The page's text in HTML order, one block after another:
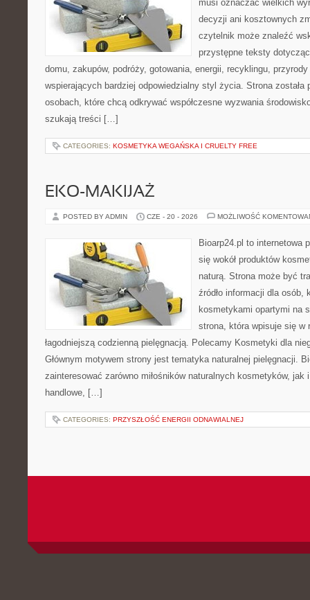
musi oznaczać wielkich
decyzji ani kosztownych
czytelnik może znaleźć
przystępne teksty
domu, zakupów, podróży, gotowania, energii, recyklingu,
wspierających bardziej odpowiedzialny styl życia. Strona została
osobach, które chcą odkrywać współczesne wyzwania
szukają treści […]
CATEGORIES: KOSMETYKA WEGAŃSKA I CRUELTY FREE
EKO-MAKIJAŻ
POSTED BY ADMIN CZE - 20 - 2026 MOŻLIWOŚĆ
Bioarp24.pl to internetowa
się wokół produktów
naturą. Strona może być
źródło informacji dla osób,
kosmetykami opartymi na
strona, która wpisuje się w
łagodniejszą codzienną pielęgnacją. Polecamy Kosmetyki dla
Głównym motywem strony jest tematyka naturalnej pielęgnacji.
zainteresować zarówno miłośników naturalnych kosmetyków, jak
handlowe, […]
CATEGORIES: PRZYSZŁOŚĆ ENERGII ODNAWIALNEJ